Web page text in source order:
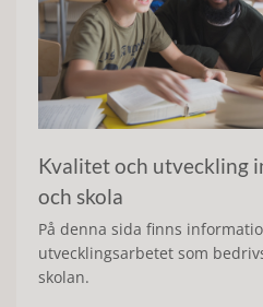
Kvalitet och utveckling
och skola
På denna sida finns
utvecklingsarbetet som
skolan.